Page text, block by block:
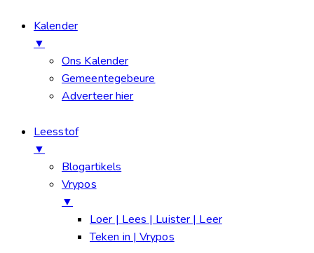
Kalender
▼
Ons Kalender
Gemeentegebeure
Adverteer hier
Leesstof
▼
Blogartikels
Vrypos
▼
Loer | Lees | Luister | Leer
Teken in | Vrypos